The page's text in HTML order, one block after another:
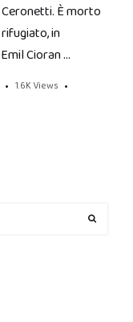
È morto
rifugiato, in
Cioran …
1.6K Views